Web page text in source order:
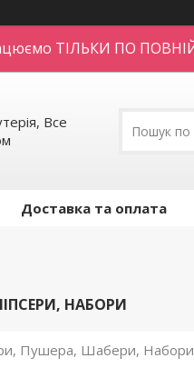
ТІЛЬКИ ПО
Все
Доставка та оплата
НАБОРИ
Пушера, Шабери, Набори